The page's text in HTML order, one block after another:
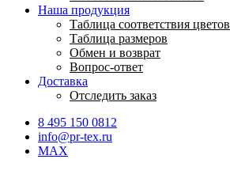
Наша продукция
Таблица соответствия цветов
Таблица размеров
Обмен и возврат
Вопрос-ответ
Доставка
Отследить заказ
8 495 150 0812
info@pr-tex.ru
MAX